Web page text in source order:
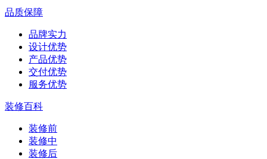
品质保障
品牌实力
设计优势
产品优势
交付优势
服务优势
装修百科
装修前
装修中
装修后